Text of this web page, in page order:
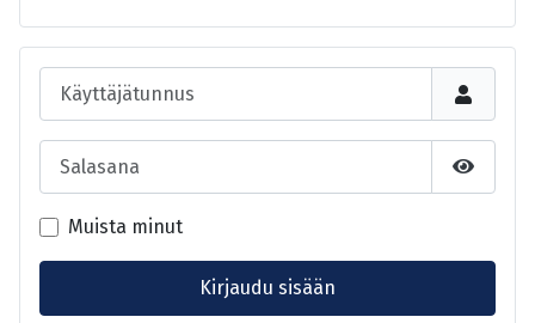
Käyttäjätunnus
Salasana
Näytä
Muista minut
Kirjaudu sisään